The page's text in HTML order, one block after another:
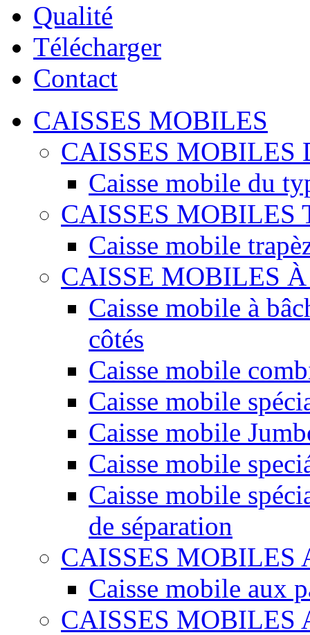
Qualité
Télécharger
Contact
CAISSES MOBILES
CAISSES MOBILES
Caisse mobile du
CAISSES MOBILES
Caisse mobile
CAISSE MOBILES
Caisse mobile à
côtés
Caisse mobile
Caisse mobile
Caisse mobile
Caisse mobile
Caisse mobile
de séparation
CAISSES MOBILES
Caisse mobile aux
CAISSES MOBILES